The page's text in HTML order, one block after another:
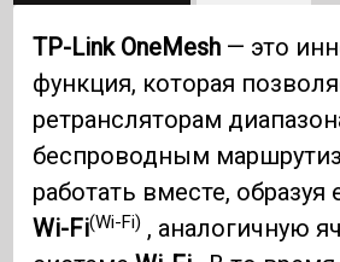
TP-Link OneMesh — это
функция, которая
ретрансляторам
беспроводным
работать вместе, образуя
Wi-Fi(Wi-Fi) , аналогичную